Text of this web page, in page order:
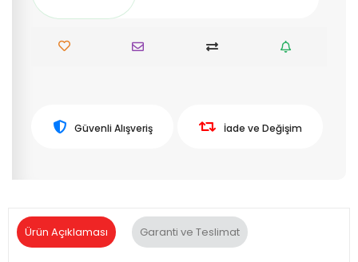
Güvenli Alışveriş İade ve Değişim
Ürün Açıklaması Garanti ve Teslimat